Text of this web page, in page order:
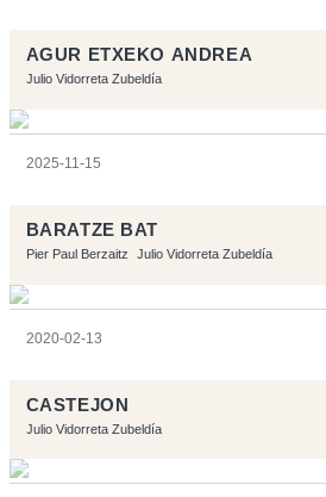
AGUR ETXEKO ANDREA
Julio Vidorreta Zubeldía
2025-11-15
BARATZE BAT
Pier Paul Berzaitz Julio Vidorreta Zubeldía
2020-02-13
CASTEJON
Julio Vidorreta Zubeldía